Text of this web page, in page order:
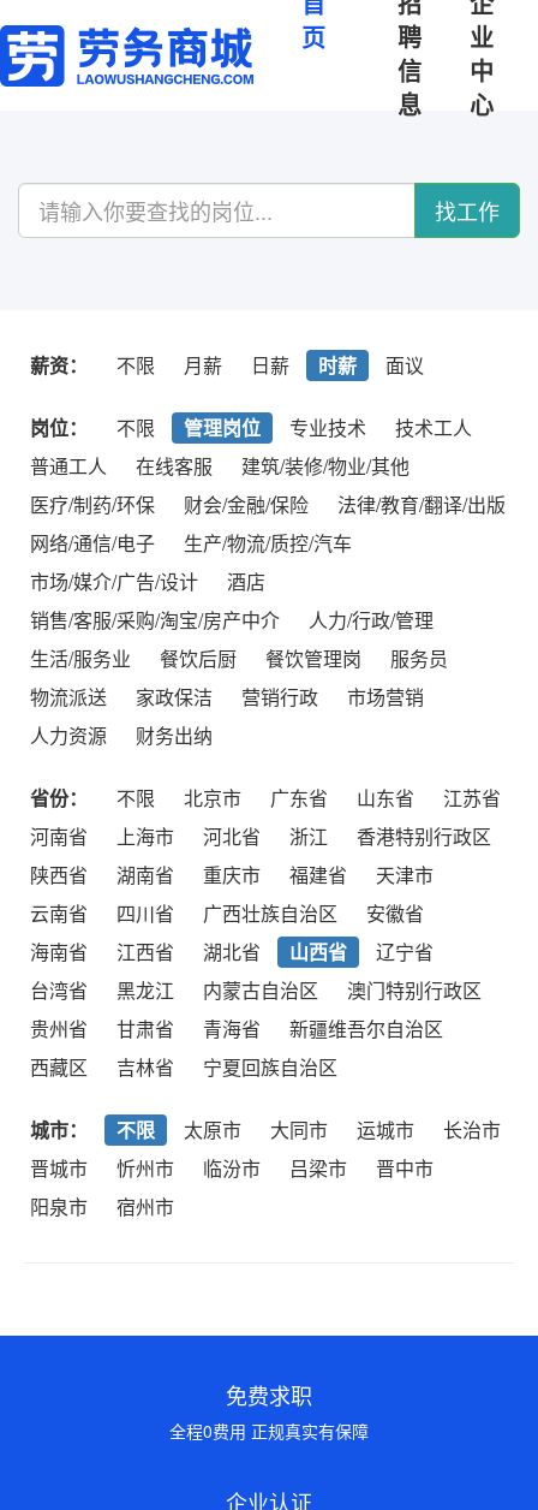
页
聘
信
息
业
中
心
找工作
薪资： 不限 月薪 日薪 时薪 面议
岗位： 不限 管理岗位 专业技术
技术工人
普通工人
在线客服
建筑/装修/物业/其他
医疗/制药/环保
财会/金融/保险
法律/教育/翻译/出版
网络/通信/电子
生产/物流/质控/汽车
市场/媒介/广告/设计
酒店
销售/客服/采购/淘宝/房产中介
人力/行政/管理
生活/服务业
餐饮后厨 餐饮管理岗
服务员
物流派送
家政保洁 营销行政
市场营销
人力资源
财务出纳
省份： 不限 北京市 广东省 山东省
江苏省
河南省
上海市 河北省 浙江
香港特别行政区
陕西省
湖南省 重庆市 福建省
天津市
云南省
四川省 广西壮族自治区
安徽省
海南省
江西省 湖北省 山西省
辽宁省
台湾省
黑龙江 内蒙古自治区
澳门特别行政区
贵州省
甘肃省 青海省
新疆维吾尔自治区
西藏区
吉林省 宁夏回族自治区
城市： 不限 太原市 大同市 运城市
长治市
晋城市
忻州市 临汾市 吕梁市
晋中市
阳泉市
宿州市
免费求职
全程0费用 正规真实有保障
企业认证